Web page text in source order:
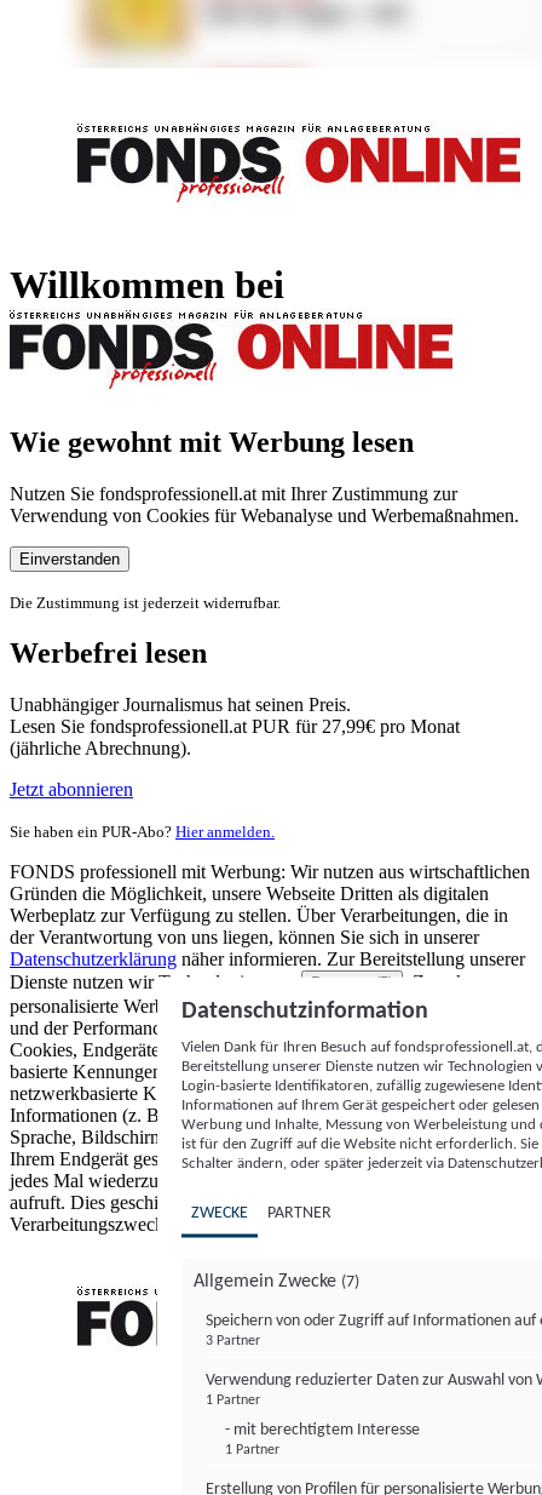
Willkommen bei
Wie gewohnt mit Werbung lesen
Nutzen Sie fondsprofessionell.at mit Ihrer Zustimmung zur
Verwendung von Cookies für Webanalyse und Werbemaßnahmen.
Einverstanden
Die Zustimmung ist jederzeit widerrufbar.
Werbefrei lesen
Unabhängiger Journalismus hat seinen Preis.
Lesen Sie fondsprofessionell.at PUR für 27,99€ pro Monat
(jährliche Abrechnung).
Jetzt abonnieren
Sie haben ein PUR-Abo? Hier anmelden.
FONDS professionell mit Werbung: Wir nutzen aus wirtschaftlichen
Gründen die Möglichkeit, unsere Webseite Dritten als digitalen
Werbeplatz zur Verfügung zu stellen. Über Verarbeitungen, die in
der Verantwortung von uns liegen, können Sie sich in unserer
Datenschutzerklärung näher informieren. Zur Bereitstellung unserer
Dienste nutzen wir Technologien von
Partnern (5)
. Zwecke:
personalisierte Werbung und Inhalte, Messung von Werbeleistung
und der Performance von Inhalten sowie Zielgruppenforschung.
Cookies, Endgeräte- oder ähnliche Online-Kennungen (z. B. login-
basierte Kennungen, zufällig generierte Kennungen,
netzwerkbasierte Kennungen) können zusammen mit anderen
Informationen (z. B. Browsertyp und Browserinformationen,
Sprache, Bildschirmgröße, unterstützte Technologien usw.) auf
Ihrem Endgerät gespeichert oder von dort ausgelesen werden, um es
jedes Mal wiederzuerkennen, wenn es eine App oder einer Webseite
aufruft. Dies geschieht für einen oder mehrere der hier aufgeführten
Verarbeitungszwecke.
Datenschutzinformation
Vielen Dank für Ihren Besuch auf
Bereitstellung unserer Dienste nutzen wir Technologien
Login-basierte Identifikatoren, zufällig zugewiesene
Informationen auf Ihrem Gerät gespeichert oder
Werbung und Inhalte, Messung von Werbeleistung
ist für den Zugriff auf die Website nicht erforderlich.
Schalter ändern, oder später jederzeit via
ZWECKE PARTNER
Allgemein Zwecke (7)
Speichern von oder Zugriff auf Informationen auf
3 Partner
Verwendung reduzierter Daten zur Auswahl von
1 Partner
- mit berechtigtem Interesse
1 Partner
Erstellung von Profilen für personalisierte
FONDS professionell